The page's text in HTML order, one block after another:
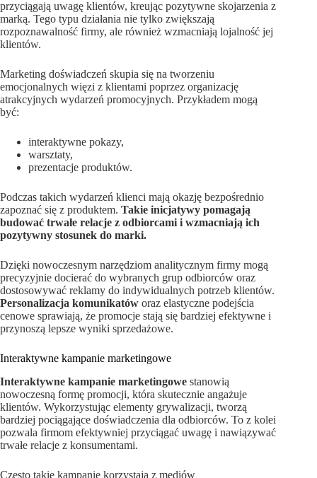
przyciągają uwagę klientów, kreując pozytywne skojarzenia z
marką. Tego typu działania nie tylko zwiększają
rozpoznawalność firmy, ale również wzmacniają lojalność jej
klientów.
Marketing doświadczeń skupia się na tworzeniu
emocjonalnych więzi z klientami poprzez organizację
atrakcyjnych wydarzeń promocyjnych. Przykładem mogą
być:
interaktywne pokazy,
warsztaty,
prezentacje produktów.
Podczas takich wydarzeń klienci mają okazję bezpośrednio
zapoznać się z produktem. Takie inicjatywy pomagają
budować trwałe relacje z odbiorcami i wzmacniają ich
pozytywny stosunek do marki.
Dzięki nowoczesnym narzędziom analitycznym firmy mogą
precyzyjnie docierać do wybranych grup odbiorców oraz
dostosowywać reklamy do indywidualnych potrzeb klientów.
Personalizacja komunikatów oraz elastyczne podejścia
cenowe sprawiają, że promocje stają się bardziej efektywne i
przynoszą lepsze wyniki sprzedażowe.
Interaktywne kampanie marketingowe
Interaktywne kampanie marketingowe stanowią
nowoczesną formę promocji, która skutecznie angażuje
klientów. Wykorzystując elementy grywalizacji, tworzą
bardziej pociągające doświadczenia dla odbiorców. To z kolei
pozwala firmom efektywniej przyciągać uwagę i nawiązywać
trwałe relacje z konsumentami.
Często takie kampanie korzystają z mediów